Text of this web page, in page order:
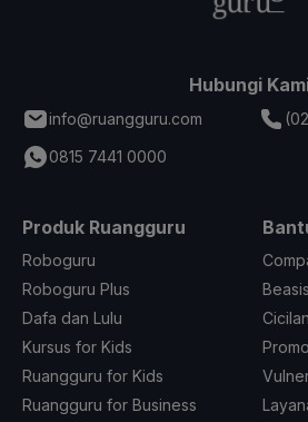
Hubungi
info@ruangguru.com
0815 7441 0000
Produk Ruangguru
Roboguru
Roboguru Plus
Dafa dan Lulu
Kursus for Kids
Ruangguru for Kids
Ruangguru for Business